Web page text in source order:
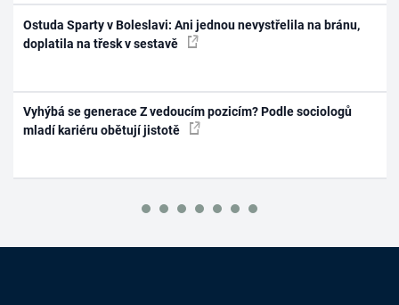
Ostuda Sparty v Boleslavi: Ani jednou nevystřelila na bránu,
doplatila na třesk v sestavě
Vyhýbá se generace Z vedoucím pozicím? Podle sociologů
mladí kariéru obětují jistotě